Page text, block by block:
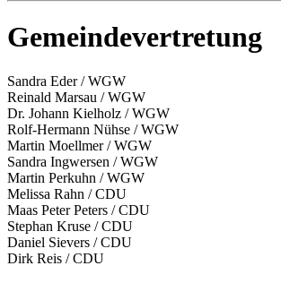
Gemeindevertretung
Sandra Eder / WGW
Reinald Marsau / WGW
Dr. Johann Kielholz / WGW
Rolf-Hermann Nühse / WGW
Martin Moellmer / WGW
Sandra Ingwersen / WGW
Martin Perkuhn / WGW
Melissa Rahn / CDU
Maas Peter Peters / CDU
Stephan Kruse / CDU
Daniel Sievers / CDU
Dirk Reis / CDU